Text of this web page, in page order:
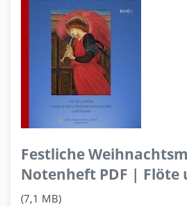
Festliche
Notenheft PDF | Flöte
(7,1 MB)